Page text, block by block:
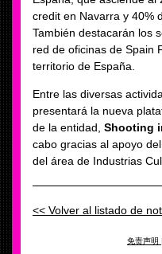
credit en Navarra y 40%
También destacarán los
red de oficinas de Spain
territorio de España.
Entre las diversas
presentará la nueva
de la entidad, Shooting
cabo gracias al apoyo del
del área de Industrias
<< Volver al listado de
免责声明 |